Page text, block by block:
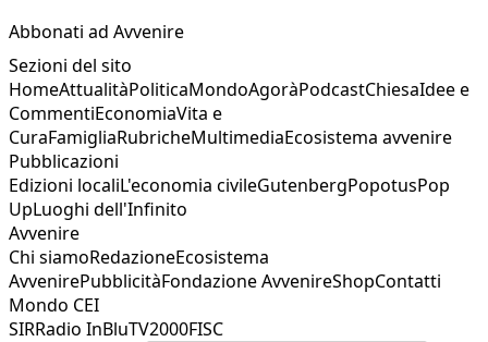
Abbonati ad Avvenire
Sezioni del sito
HomeAttualitàPoliticaMondoAgoràPodcastChiesaIdee e
CommentiEconomiaVita e
CuraFamigliaRubricheMultimediaEcosistema avvenire
Pubblicazioni
Edizioni localiL'economia civileGutenbergPopotusPop
UpLuoghi dell'Infinito
Avvenire
Chi siamoRedazioneEcosistema
AvvenirePubblicitàFondazione AvvenireShopContatti
Mondo CEI
SIRRadio InBluTV2000FISC